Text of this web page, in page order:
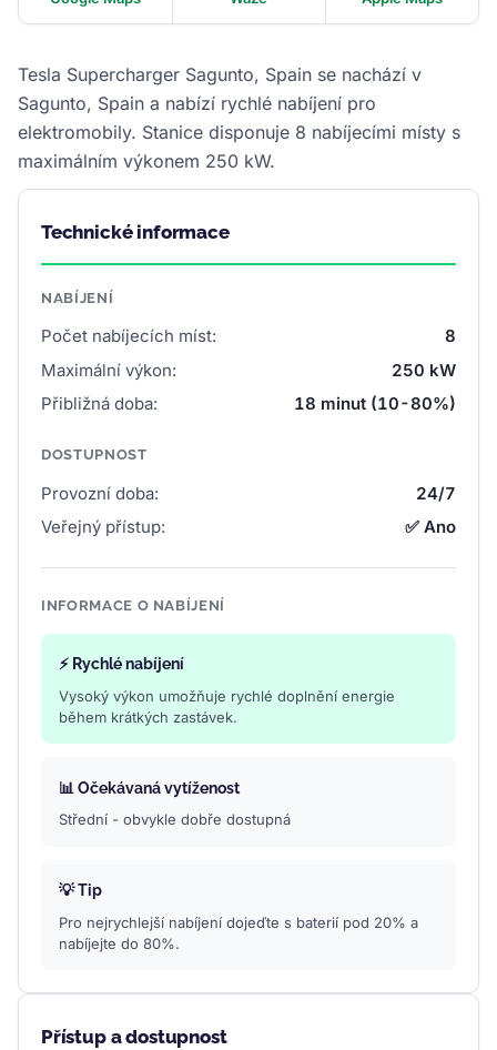
Tesla Supercharger Sagunto, Spain se nachází v
Sagunto, Spain a nabízí rychlé nabíjení pro
elektromobily. Stanice disponuje 8 nabíjecími místy s
maximálním výkonem 250 kW.
Technické informace
NABÍJENÍ
Počet nabíjecích míst:
8
Maximální výkon:
250 kW
Přibližná doba:
18 minut (10-80%)
DOSTUPNOST
Provozní doba:
24/7
Veřejný přístup:
✅ Ano
INFORMACE O NABÍJENÍ
⚡ Rychlé nabíjení
Vysoký výkon umožňuje rychlé doplnění energie
během krátkých zastávek.
📊 Očekávaná vytíženost
Střední - obvykle dobře dostupná
💡 Tip
Pro nejrychlejší nabíjení dojeďte s baterií pod 20% a
nabíjejte do 80%.
Přístup a dostupnost